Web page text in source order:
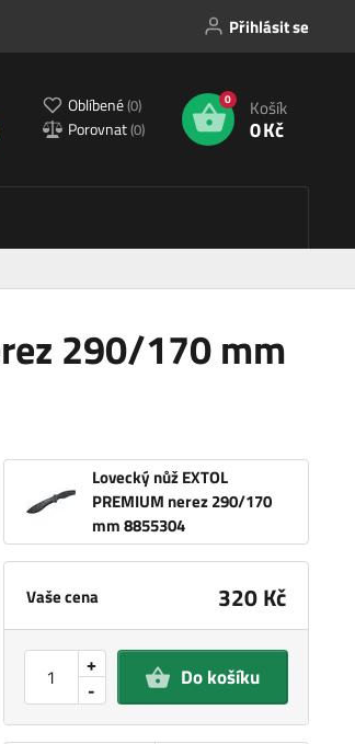
Přihlásit se
Oblíbené(0)
Porovnat(0)
0 Košík
0 Kč
290/170 mm
Lovecký nůž EXTOL
PREMIUM nerez 290/170
mm 8855304
Vaše cena 320 Kč
-
+ Do košíku